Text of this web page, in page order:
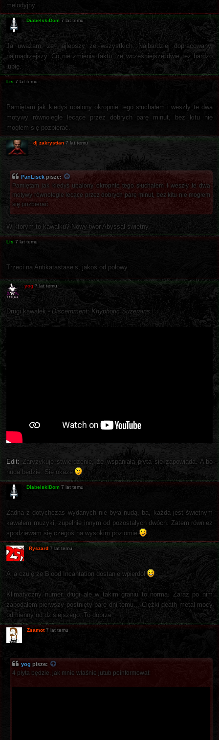
melodyjny.
DiabelskiDom 7 lat temu
Ja uważam, że najlepszy ze wszystkich. Najbardziej dopracowany,
najmądrzejszy. Co nie zmienia faktu, że wcześniejsze dwie też bardzo
lubię.
Lis 7 lat temu
Pamiętam jak kiedyś upalony okropnie tego słuchałem i weszły te dwa
motywy równolegle lecące przez dobrych parę minut, bez kitu nie
mogłem się pozbierać.
dj zakrystian 7 lat temu
PanLisek pisze:
Pamiętam jak kiedyś upalony okropnie tego słuchałem i weszły te dwa
motywy równolegle lecące przez dobrych parę minut, bez kitu nie mogłem
się pozbierać.
W ktorym to kawalku? Nowy twor Abyssal swietny.
Lis 7 lat temu
Trzeci na Antikatastaseis, jakoś od połowy.
yog 7 lat temu
Drugi kawałek - Discernment: Khyphotic Suzerains:
Edit: Zaryzykuję stwierdzenie, że wspaniała płyta się zapowiada. Albo
nuda będzie. Się okaże
DiabelskiDom 7 lat temu
Żadna z dotychczas wydanych nie była nudą, ba, każda jest świetnym
kawałem muzyki, zupełnie innym od pozostałych dwóch. Zatem również
spodziewam się czegoś na wysokim poziomie
Ryszard 7 lat temu
A ja czuję że Blood Incantation dostanie wpierdol
Klimatyczny numer, długi ale w takim graniu to norma. Zaraz po nim
zapodałem pierwszy postnięty parę dni temu... Ciężki death metal mocy
odmienny od dzisiejszego. To dobrze.
Zsamot 7 lat temu
yog pisze:
4 płyta będzie, jak mnie właśnie jutub poinformował: